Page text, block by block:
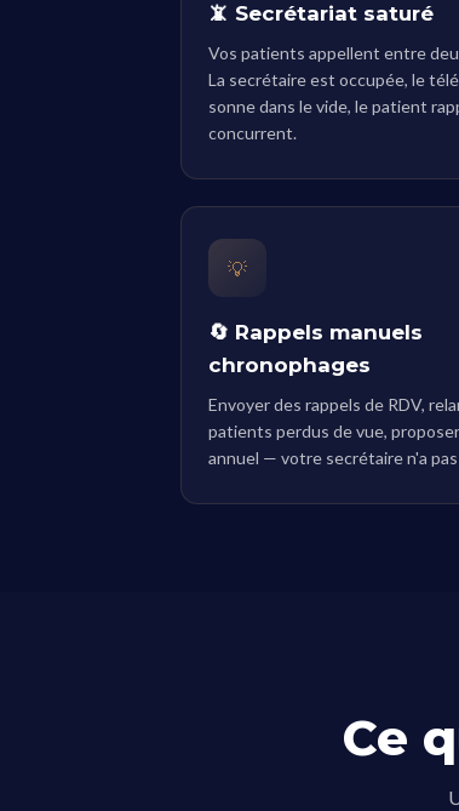
📵 Secrétariat saturé
Vos patients appellent entre
La secrétaire est occupée, le
sonne dans le vide, le patient
concurrent.
💡
🔄 Rappels manuels
chronophages
Envoyer des rappels de RDV,
patients perdus de vue,
annuel — votre secrétaire n'a
Ce